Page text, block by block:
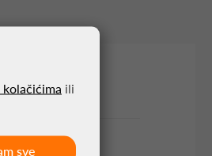
ili
sve